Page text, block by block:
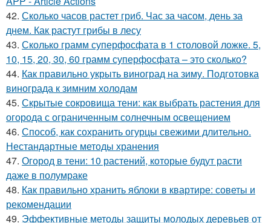
42. Сколько часов растет гриб. Час за часом, день за
днем. Как растут грибы в лесу
43. Сколько грамм суперфосфата в 1 столовой ложке. 5,
10, 15, 20, 30, 60 грамм суперфосфата – это сколько?
44. Как правильно укрыть виноград на зиму. Подготовка
винограда к зимним холодам
45. Скрытые сокровища тени: как выбрать растения для
огорода с ограниченным солнечным освещением
46. Способ, как сохранить огурцы свежими длительно.
Нестандартные методы хранения
47. Огород в тени: 10 растений, которые будут расти
даже в полумраке
48. Как правильно хранить яблоки в квартире: советы и
рекомендации
49. Эффективные методы защиты молодых деревьев от